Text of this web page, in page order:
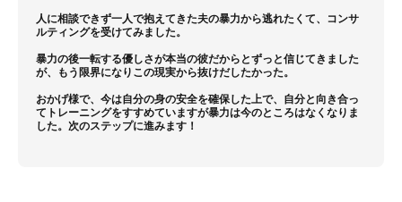
人に相談できず一人で抱えてきた夫の暴力から逃れたくて、コンサ
ルティングを受けてみました。
暴力の後一転する優しさが本当の彼だからとずっと信じてきました
が、もう限界になりこの現実から抜けだしたかった。
おかげ様で、今は自分の身の安全を確保した上で、自分と向き合っ
てトレーニングをすすめていますが暴力は今のところはなくなりま
した。次のステップに進みます！